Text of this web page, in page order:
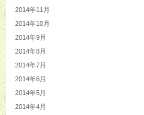
2014年11月
2014年10月
2014年9月
2014年8月
2014年7月
2014年6月
2014年5月
2014年4月